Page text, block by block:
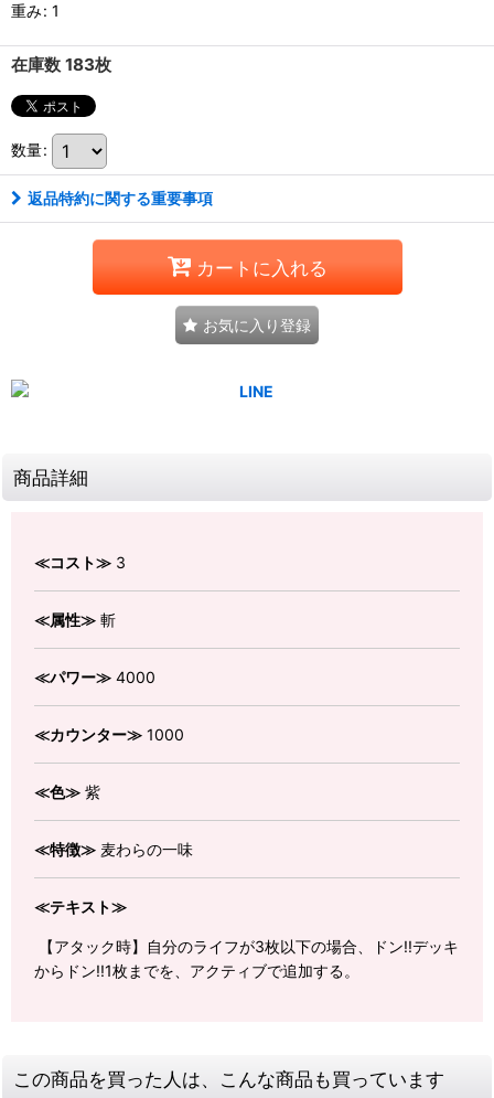
重み: 1
在庫数 183枚
数量:
返品特約に関する重要事項
カートに入れる
お気に入り登録
商品詳細
≪コスト≫ 3
≪属性≫ 斬
≪パワー≫ 4000
≪カウンター≫ 1000
≪色≫ 紫
≪特徴≫ 麦わらの一味
≪テキスト≫
【アタック時】自分のライフが3枚以下の場合、ドン!!デッキ
からドン!!1枚までを、アクティブで追加する。
この商品を買った人は、こんな商品も買っています